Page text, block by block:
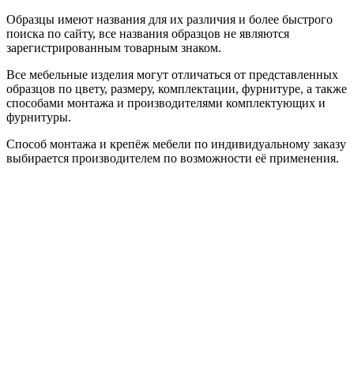
Образцы имеют названия для их различия и более быстрого
поиска по сайту, все названия образцов не являются
зарегистрированным товарным знаком.
Все мебельные изделия могут отличаться от представленных
образцов по цвету, размеру, комплектации, фурнитуре, а также
способами монтажа и производителями комплектующих и
фурнитуры.
Способ монтажа и крепёж мебели по индивидуальному заказу
выбирается производителем по возможности её применения.